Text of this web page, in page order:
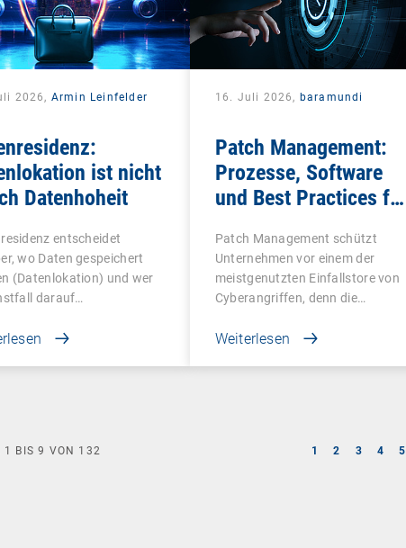
2026, Armin Leinfelder
ist nicht
Datenhoheit
entscheidet
wo Daten gespeichert
(Datenlokation) und wer
darauf…
16. Juli 2026, baramundi
Patch Management:
Prozesse, Software
und Best Practices für
Patch Management schützt
Unternehmen vor einem der
meistgenutzten Einfallstore von
Cyberangriffen, denn die…
Weiterlesen
1 2 3 4 5
1 BIS9 VON 132